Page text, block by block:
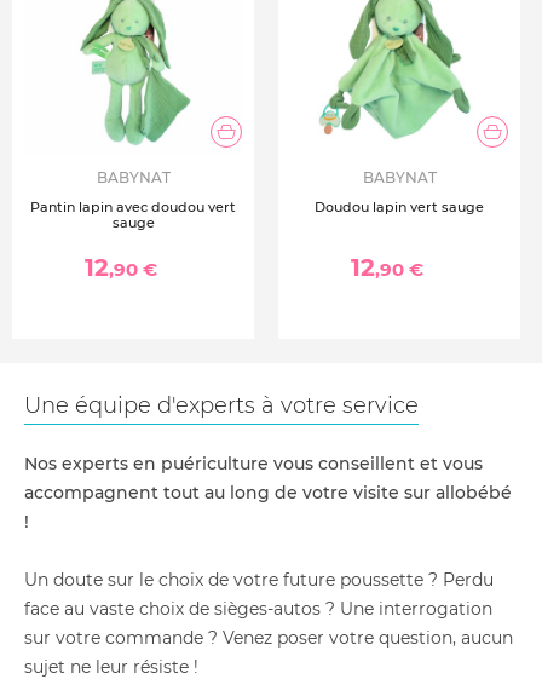
BABYNAT
Pantin lapin avec doudou vert
sauge
12,90 €
BABYNAT
Doudou lapin vert sauge
12,90 €
Une équipe d'experts à votre service
Nos experts en puériculture vous conseillent et vous
accompagnent tout au long de votre visite sur allobébé
!
Un doute sur le choix de votre future poussette ? Perdu
face au vaste choix de sièges-autos ? Une interrogation
sur votre commande ? Venez poser votre question, aucun
sujet ne leur résiste !